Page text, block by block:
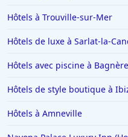
Hôtels à Cassis
Hôtels à Bandol
Hôtels à Fuerteventura
Hôtels à Ensisheim
Hôtels à Trouville-sur-Mer
Hôtels de luxe à Sarlat-la-
Hôtels avec piscine à
Hôtels de style boutique à
Hôtels à Amneville